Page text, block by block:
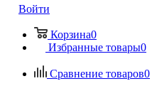
Войти
Корзина0
Избранные товары0
Сравнение товаров0